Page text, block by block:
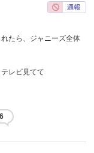
たら、ジャニーズ全体
レビ見てて